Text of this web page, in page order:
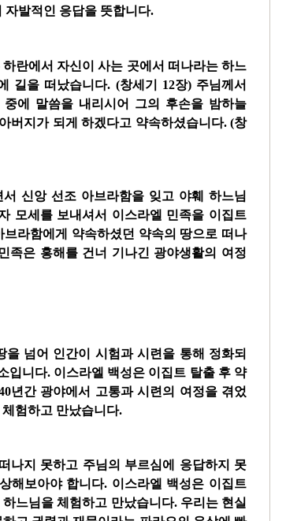
자발적인 응답을 뜻합니다.
란에서 자신이 사는 곳에서 떠나라는 하느
길을 떠났습니다. (창세기 12장) 주님께서
에 말씀을 내리시어 그의 후손을 밤하늘
버지가 되게 하겠다고 약속하셨습니다. (창
신앙 선조 아브라함을 잊고 야훼 하느님
모세를 보내셔서 이스라엘 민족을 이집트
라함에게 약속하셨던 약속의 땅으로 떠나
족은 홍해를 건너 기나긴 광야생활의 여정
을 넘어 인간이 시험과 시련을 통해 정화되
입니다. 이스라엘 백성은 이집트 탈출 후 약
년간광야에서 고통과 시련의 여정을 겪었
험하고 만났습니다.
나지 못하고 주님의 부르심에 응답하지 못
해보아야 합니다. 이스라엘 백성은 이집트
느님을 체험하고 만났습니다. 우리는 현실